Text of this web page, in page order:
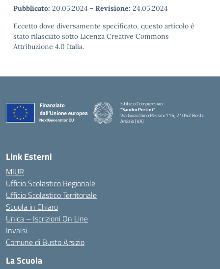
Pubblicato: 20.05.2024 - Revisione: 24.05.2024
Eccetto dove diversamente specificato, questo articolo è
stato rilasciato sotto Licenza Creative Commons
Attribuzione 4.0 Italia.
Istituto Comprensivo
"Sandro Pertini"
Via Gioacchino Rossini 115, 21052 Busto
Arsizio (VA)
Link Esterni
MIUR
Ufficio Scolastico Regionale
Ufficio Scolastico Territoriale
Scuola in Chiaro
Unica – Iscrizioni On Line
Invalsi
Comune di Busto Arsizio
La Scuola